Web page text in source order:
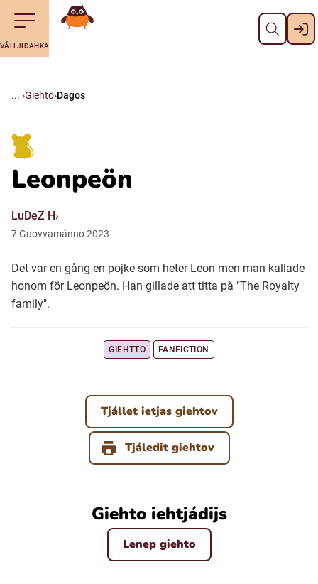
Till navigering av sidans innehåll
Till övergripande innehåll för webbplatsen Dahpa
Suomi (Finska)
Julevsámegiella (Lulesamiska)
Åarjelsaemiengïele (Sydsamiska)
Davvisámegiella (Nordsamiska)
Ubmejesámiengiälla (Umesamiska)
Kaale (Romska)
Arli (Romska)
Kelderash (Romska)
VÁLLJIDAHKA
Maná álggobälláj
Giehto Dagos
Leonpeön
LuDeZ H
7Guovvamánno2023
Det var en gång en pojke som heter Leon men man kallade
honom för Leonpeön. Han gillade att titta på "The Royalty
family".
GIEHTTO FANFICTION
Tjállet ietjas giehtov
Tjáledit giehtov
Giehto iehtjádijs
Lenep giehto